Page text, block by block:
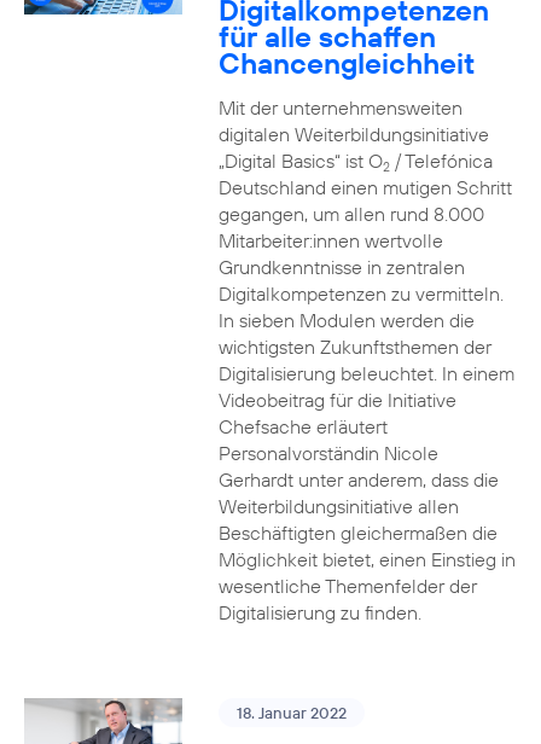
Digitalkompetenzen
für alle schaffen
Chancengleichheit
Mit der unternehmensweiten
digitalen Weiterbildungsinitiative
„Digital Basics“ ist O2/ Telefónica
Deutschland einen mutigen Schritt
gegangen, um allen rund 8.000
Mitarbeiter:innen wertvolle
Grundkenntnisse in zentralen
Digitalkompetenzen zu vermitteln.
In sieben Modulen werden die
wichtigsten Zukunftsthemen der
Digitalisierung beleuchtet. In einem
Videobeitrag für die Initiative
Chefsache erläutert
Personalvorständin Nicole
Gerhardt unter anderem, dass die
Weiterbildungsinitiative allen
Beschäftigten gleichermaßen die
Möglichkeit bietet, einen Einstieg in
wesentliche Themenfelder der
Digitalisierung zu finden.
18. Januar 2022